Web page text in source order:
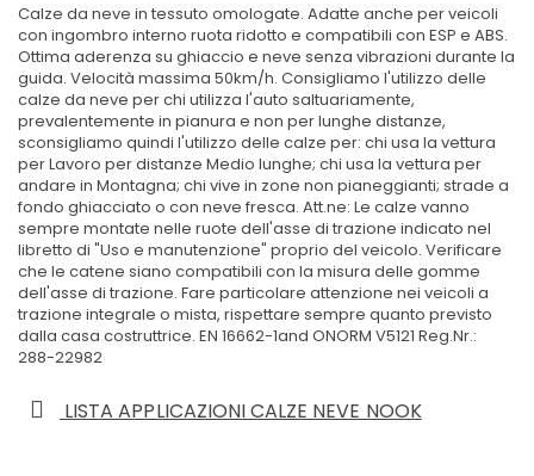
Calze da neve in tessuto omologate. Adatte anche per veicoli
con ingombro interno ruota ridotto e compatibili con ESP e ABS.
Ottima aderenza su ghiaccio e neve senza vibrazioni durante la
guida. Velocità massima 50km/h. Consigliamo l'utilizzo delle
calze da neve per chi utilizza l'auto saltuariamente,
prevalentemente in pianura e non per lunghe distanze,
sconsigliamo quindi l'utilizzo delle calze per: chi usa la vettura
per Lavoro per distanze Medio lunghe; chi usa la vettura per
andare in Montagna; chi vive in zone non pianeggianti; strade a
fondo ghiacciato o con neve fresca. Att.ne: Le calze vanno
sempre montate nelle ruote dell'asse di trazione indicato nel
libretto di "Uso e manutenzione" proprio del veicolo. Verificare
che le catene siano compatibili con la misura delle gomme
dell'asse di trazione. Fare particolare attenzione nei veicoli a
trazione integrale o mista, rispettare sempre quanto previsto
dalla casa costruttrice. EN 16662-1and ONORM V5121 Reg.Nr.:
288-22982
LISTA APPLICAZIONI CALZE NEVE NOOK